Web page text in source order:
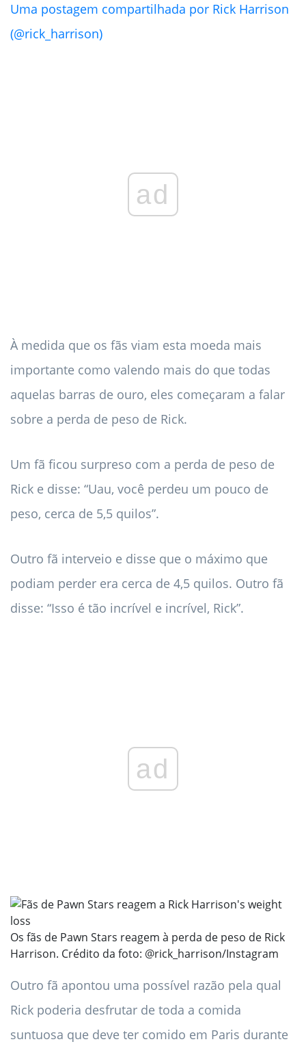
Uma postagem compartilhada por Rick Harrison
(@rick_harrison)
ad
À medida que os fãs viam esta moeda mais
importante como valendo mais do que todas
aquelas barras de ouro, eles começaram a falar
sobre a perda de peso de Rick.
Um fã ficou surpreso com a perda de peso de
Rick e disse: “Uau, você perdeu um pouco de
peso, cerca de 5,5 quilos”.
Outro fã interveio e disse que o máximo que
podiam perder era cerca de 4,5 quilos. Outro fã
disse: “Isso é tão incrível e incrível, Rick”.
ad
Os fãs de Pawn Stars reagem à perda de peso de Rick
Harrison. Crédito da foto: @rick_harrison/Instagram
Outro fã apontou uma possível razão pela qual
Rick poderia desfrutar de toda a comida
suntuosa que deve ter comido em Paris durante